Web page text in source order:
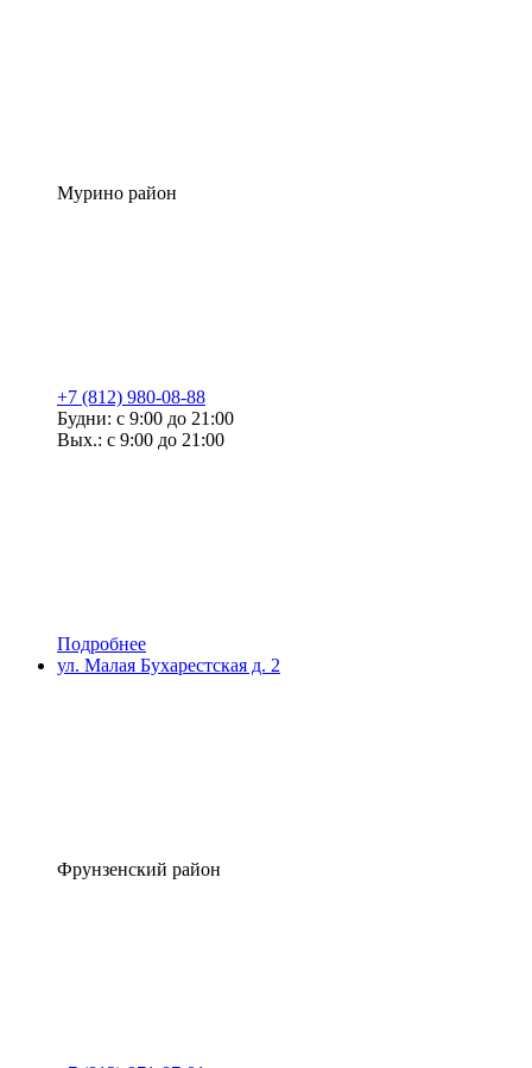
Мурино район
+7 (812) 980-08-88
Будни: с 9:00 до 21:00
Вых.: с 9:00 до 21:00
Подробнее
ул. Малая Бухарестская д. 2
Фрунзенский район